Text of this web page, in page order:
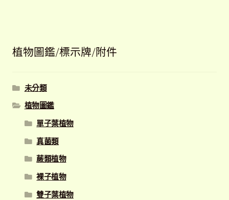
植物圖鑑/標示牌/附件
未分類
植物圖鑑
單子葉植物
真菌類
蕨類植物
裸子植物
雙子葉植物